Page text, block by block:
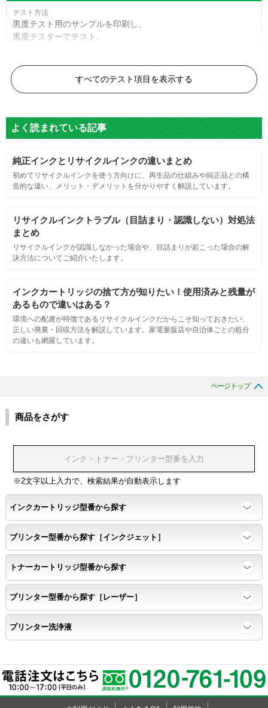
黒度テスト用のサンプルを印刷し、
黒度テスターでテスト。
黒度の技術基準に適合する。
標準カラーサンプルを印刷する。
鮮やか、リアル、彩度、シャープなど、
標準カラ―サンプルと比べて大きな違いがないこと。
におい
サンプルシートを印刷し、直接においを嗅ぐ。
互換性
互換性テスト用のサンプルを印刷する。
浸透性テスト用のサンプルを印刷する。
任意の色を背景として使用し、
背景と違う色で8号サイズのArialフォントで
速乾性
互換性テストサンプルを5ページ連続印刷する。
前のページのインクが
次のページの裏面に染み込まない。
標準カラーサンプル /
互換性テストサンプルを印刷する。
すべてのテスト項目を表示する
よく読まれている記事
純正インクとリサイクルインクの違いまとめ
初めてリサイクルインクを使う方向けに、再生品の仕組みや純正品との構
造的な違い、メリット・デメリットを分かりやすく解説しています。
リサイクルインクトラブル（目詰まり・認識しない）対処法
まとめ
リサイクルインクが認識しなかった場合や、目詰まりが起こった場合の解
決方法についてご紹介いたします。
インクカートリッジの捨て方が知りたい！使用済みと残量が
あるもので違いはある？
環境への配慮が特徴であるリサイクルインクだからこそ知っておきたい、
正しい廃棄・回収方法を解説しています。家電量販店や自治体ごとの処分
の違いも網羅しています。
ページトップ
商品をさがす
※2文字以上入力で、検索結果が自動表示します
インクカートリッジ型番から探す
プリンター型番から探す［インクジェット］
トナーカートリッジ型番から探す
プリンター型番から探す［レーザー］
プリンター洗浄液